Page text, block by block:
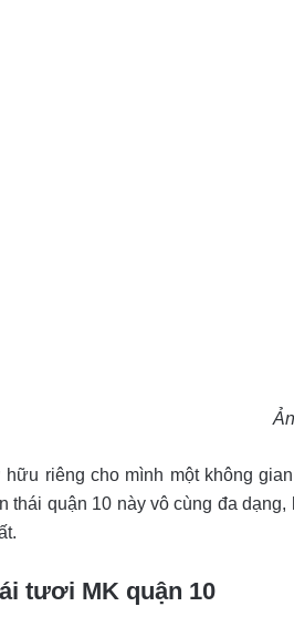
hữu riêng cho mình một không
thái quận 10 này vô cùng đa
tươi MK quận 10